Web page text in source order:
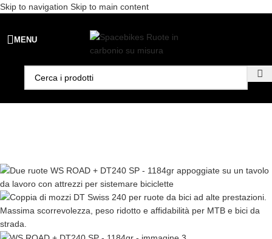
Skip to navigation Skip to main content
Spedizione gratuita per ordini superiori a €99 - 📣 Paga con PayPal in
3 rate senza interessi,
MENU